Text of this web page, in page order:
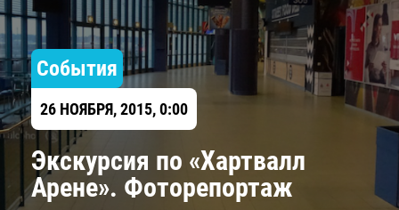
События
26 НОЯБРЯ, 2015, 0:00
Экскурсия по «Хартвалл
Арене». Фоторепортаж